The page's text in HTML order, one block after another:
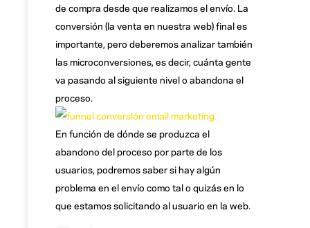
de compra desde que realizamos el envío. La
conversión (la venta en nuestra web) final es
importante, pero deberemos analizar también
las microconversiones, es decir, cuánta gente
va pasando al siguiente nivel o abandona el
proceso.
En función de dónde se produzca el
abandono del proceso por parte de los
usuarios, podremos saber si hay algún
problema en el envío como tal o quizás en lo
que estamos solicitando al usuario en la web.